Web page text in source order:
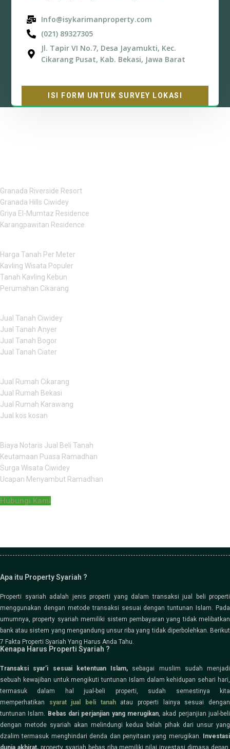
Info@isykarimanproperty.com
(021) 89327305
Jl. Tapir VI No.7, Desa Jayamukti, Kec.
Cikarang Pusat, Kab. Bekasi, Jawa Barat
ISI FORM UNTUK SURVEY LOKASI
Granada Riverside Resort
Granada Hills Ciwidey
Griya El-Mumtaz Residence
Karangpawitan Residence
Harga Tanah Per Meter
Kavling Wisata Populer
Tanah Kavling Kebun
Perumahan Cikarang
Jual Tanah Ciwidey
Jual Tanah Anyer
Jual Tanah Bogor
Jual Tanah Ciater
Jual Rumah Cikarang
Jual Rumah Bekasi
Jual Rumah Karawang
Jual kos kosan
Biaya Notaris Jual Beli Tanah
Keutamaan Puasa Ramadhan
Surga Wisata Ciwidey
Ucapan Menyambut Ramadhan
Hubungi Kami
Apa itu Property Syariah ?
Properti syariah adalah jenis properti yang dalam transaksi jual beli properti
menggunakan dengan metode transaksi sesuai dengan tuntunan Islam. Pada
umumnya, property syariah memiliki sistem pembayaran yang tidak melibatkan
bank atau sistem yang mengandung unsur riba yang tidak diperbolehkan. Berikut
7 Fakta Properti Syariah Yang Harus Anda Tahu.
Kenapa Harus Properti Syariah ?
Transaksi syar’i sesuai ketentuan Islam, sebagai muslim sudah menjadi
sebuah kewajiban untuk mengikuti tuntunan Islam dalam kehidupan sehari hari,
termasuk dalam hal jual-beli properti, sudah semestinya kita
memperhatikan syarat jual beli tanahatau properti lainya sesuai dengan
tuntunan Islam. Bebas dari perjanjian yang merugikan, akad perjanjian jual-beli
dengan metode syariah akan melindungi kedua belah pihak dari unsur yang
dzalim termasuk menghindari denda dan penyitaan yang merugikan.
Investasi
dunia akhirat, property syariah bebas riba memiliki nilai investasi dimasa depan,